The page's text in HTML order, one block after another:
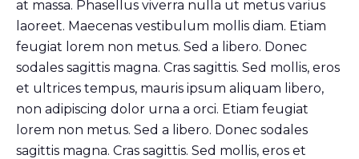
at massa. Phasellus viverra nulla ut metus varius
laoreet. Maecenas vestibulum mollis diam. Etiam
feugiat lorem non metus. Sed a libero. Donec
sodales sagittis magna. Cras sagittis. Sed mollis, eros
et ultrices tempus, mauris ipsum aliquam libero,
non adipiscing dolor urna a orci. Etiam feugiat
lorem non metus. Sed a libero. Donec sodales
sagittis magna. Cras sagittis. Sed mollis, eros et